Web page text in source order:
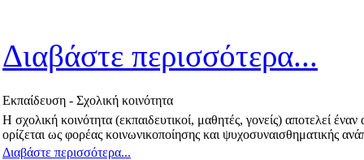
Διαβάστε περισσότερα...
Εκπαίδευση - Σχολική κοινότητα
Η σχολική κοινότητα (εκπαιδευτικοί, μαθητές, γονείς) αποτελεί
ορίζεται ως φορέας κοινωνικοποίησης και ψυχοσυναισθηματικής
Διαβάστε περισσότερα...